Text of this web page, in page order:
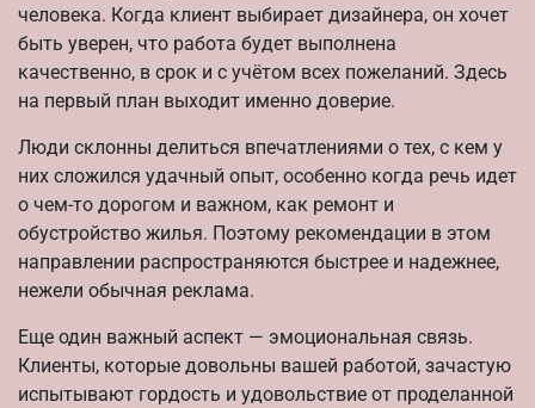
человека. Когда клиент выбирает дизайнера, он хочет
быть уверен, что работа будет выполнена
качественно, в срок и с учётом всех пожеланий. Здесь
на первый план выходит именно доверие.
Люди склонны делиться впечатлениями о тех, с кем у
них сложился удачный опыт, особенно когда речь идет
о чем-то дорогом и важном, как ремонт и
обустройство жилья. Поэтому рекомендации в этом
направлении распространяются быстрее и надежнее,
нежели обычная реклама.
Еще один важный аспект — эмоциональная связь.
Клиенты, которые довольны вашей работой, зачастую
испытывают гордость и удовольствие от проделанной